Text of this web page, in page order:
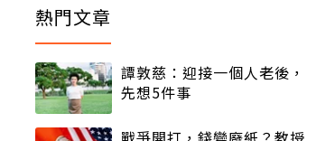
熱門文章
譚敦慈：迎接一個人老後，
先想5件事